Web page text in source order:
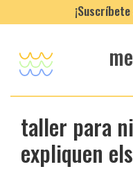
taller para
expliquen